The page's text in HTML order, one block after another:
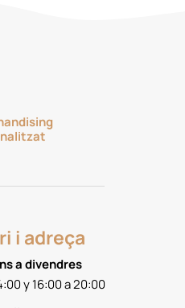
i adreça
a divendres
y 16:00 a 20:00